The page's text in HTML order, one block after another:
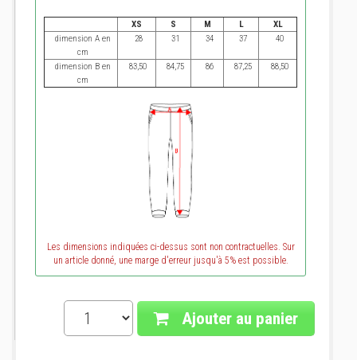
XS S M L
XL
dimension A en
cm
28 31 34 37 40
dimension B en
cm
83,50 84,75 86 87,25 88,50
Les dimensions indiquées ci-dessus sont non contractuelles. Sur
un article donné, une marge d'erreur jusqu'à 5% est possible.
Ajouter au panier